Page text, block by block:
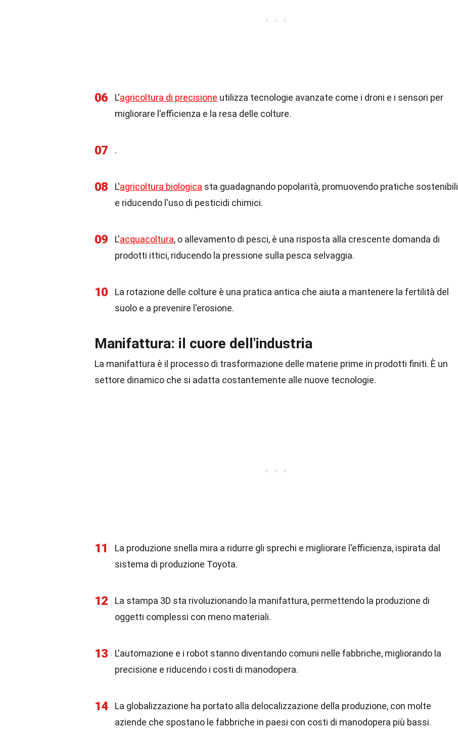
06 L'agricoltura di precisione utilizza tecnologie avanzate come i droni e i sensori per
migliorare l'efficienza e la resa delle colture.
07 .
08 L'agricoltura biologica sta guadagnando popolarità, promuovendo pratiche sostenibili
e riducendo l'uso di pesticidi chimici.
09 L'acquacoltura, o allevamento di pesci, è una risposta alla crescente domanda di
prodotti ittici, riducendo la pressione sulla pesca selvaggia.
10
La rotazione delle colture è una pratica antica che aiuta a mantenere la fertilità del
suolo e a prevenire l'erosione.
Manifattura: il cuore dell'industria
La manifattura è il processo di trasformazione delle materie prime in prodotti finiti. È un
settore dinamico che si adatta costantemente alle nuove tecnologie.
11
La produzione snella mira a ridurre gli sprechi e migliorare l'efficienza, ispirata dal
sistema di produzione Toyota.
12
La stampa 3D sta rivoluzionando la manifattura, permettendo la produzione di
oggetti complessi con meno materiali.
13
L'automazione e i robot stanno diventando comuni nelle fabbriche, migliorando la
precisione e riducendo i costi di manodopera.
14
La globalizzazione ha portato alla delocalizzazione della produzione, con molte
aziende che spostano le fabbriche in paesi con costi di manodopera più bassi.